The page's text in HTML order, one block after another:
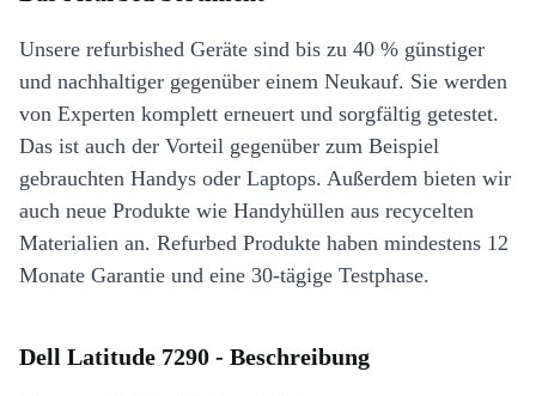
Unsere refurbished Geräte sind bis zu 40 % günstiger
und nachhaltiger gegenüber einem Neukauf. Sie werden
von Experten komplett erneuert und sorgfältig getestet.
Das ist auch der Vorteil gegenüber zum Beispiel
gebrauchten Handys oder Laptops. Außerdem bieten wir
auch neue Produkte wie Handyhüllen aus recycelten
Materialien an. Refurbed Produkte haben mindestens 12
Monate Garantie und eine 30-tägige Testphase.
Dell Latitude 7290 - Beschreibung